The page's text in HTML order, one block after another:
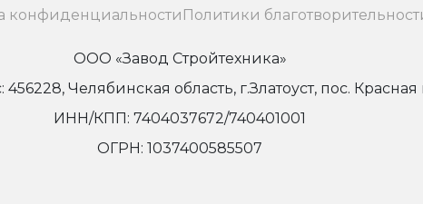
конфиденциальности Политики
ООО «Завод Стройтехника»
Челябинская область, г.Златоуст, пос. Красная
ИНН/КПП: 7404037672/740401001
ОГРН: 1037400585507